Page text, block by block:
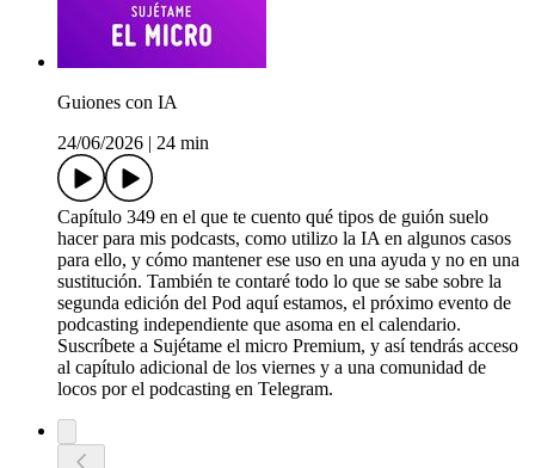
Guiones con IA
24/06/2026
24 min
Capítulo 349 en el que te cuento qué tipos de guión suelo
hacer para mis podcasts, como utilizo la IA en algunos casos
para ello, y cómo mantener ese uso en una ayuda y no en una
sustitución. También te contaré todo lo que se sabe sobre la
segunda edición del Pod aquí estamos, el próximo evento de
podcasting independiente que asoma en el calendario.
Suscríbete a Sujétame el micro Premium, y así tendrás acceso
al capítulo adicional de los viernes y a una comunidad de
locos por el podcasting en Telegram.